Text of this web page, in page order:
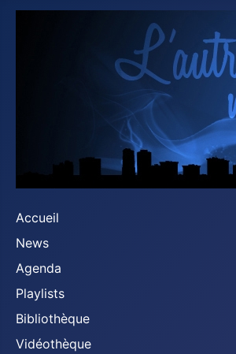
Accueil
News
Agenda
Playlists
Bibliothèque
Vidéothèque